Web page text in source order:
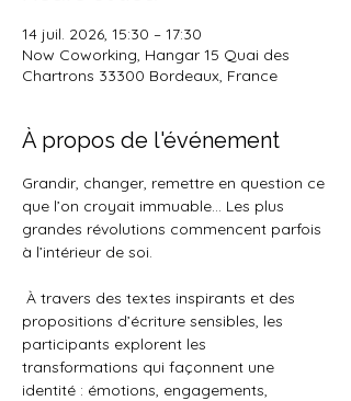
14 juil. 2026, 15:30 – 17:30
Now Coworking, Hangar 15 Quai des
Chartrons 33300 Bordeaux, France
À propos de l'événement
Grandir, changer, remettre en question ce
que l’on croyait immuable… Les plus
grandes révolutions commencent parfois
à l’intérieur de soi.
propositions d’écriture sensibles, les
participants explorent les
transformations qui façonnent une
identité : émotions, engagements,